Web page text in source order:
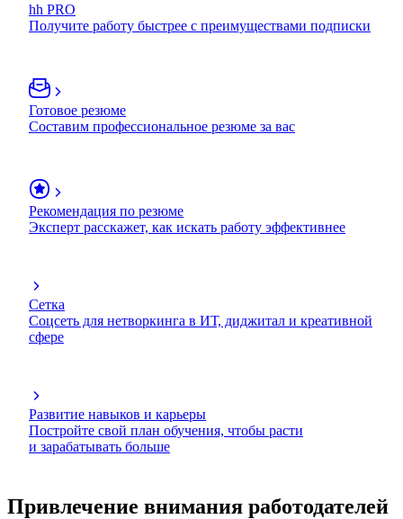
hh PRO
Получите работу быстрее с преимуществами подписки
Готовое резюме
Составим профессиональное резюме за вас
Рекомендация по резюме
Эксперт расскажет, как искать работу эффективнее
Сетка
Соцсеть для нетворкинга в ИТ, диджитал и креативной
сфере
Развитие навыков и карьеры
Постройте свой план обучения, чтобы расти
и зарабатывать больше
Привлечение внимания работодателей